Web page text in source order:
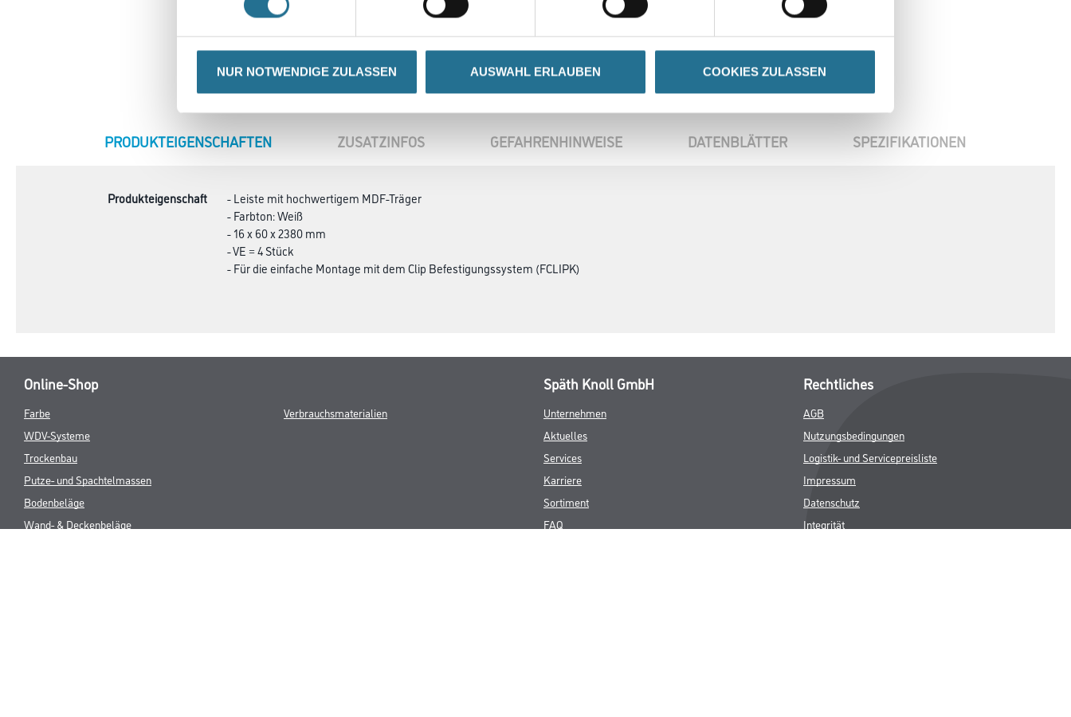
NUR NOTWENDIGE ZULASSEN AUSWAHL ERLAUBEN COOKIES ZULASSEN
CURRENT
PRODUKTEIGENSCHAFTEN ZUSATZINFOS GEFAHRENHINWEISE DATENBLÄTTER SPEZIFIKATIONEN
Produkteigenschaft
- Leiste mit hochwertigem MDF-Träger
- Farbton: Weiß
- 16 x 60 x 2380 mm
- VE = 4 Stück
- Für die einfache Montage mit dem Clip Befestigungssystem (FCLIPK)
Online-Shop
Farbe
WDV-Systeme
Trockenbau
Putze- und Spachtelmassen
Bodenbeläge
Wand- & Deckenbeläge
Verbrauchsmaterialien
Späth Knoll GmbH
Unternehmen
Aktuelles
Services
Karriere
Sortiment
FAQ
Rechtliches
AGB
Nutzungsbedingungen
Logistik- und Servicepreisliste
Impressum
Datenschutz
Integrität